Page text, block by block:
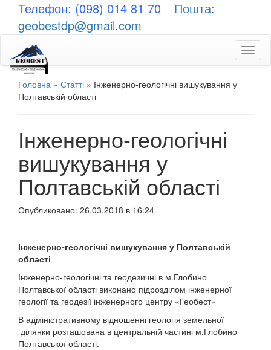
Телефон: (098) 014 81 70
Пошта:
geobestdp@gmail.com
Головна » Статті » Інженерно-геологічні вишукування у
Полтавській області
Інженерно-геологічні
вишукування у
Полтавській області
Опубликовано: 26.03.2018 в 16:24
Інженерно-геологічні вишукування у Полтавській
області
Інженерно-геологічні та геодезичні в м.Глобино
Полтавської області виконано підрозділом інженерної
геології та геодезії інженерного центру «Геобест»
В адміністративному відношенні геологія земельної
ділянки розташована в центральній частині м.Глобино
Полтавської області.